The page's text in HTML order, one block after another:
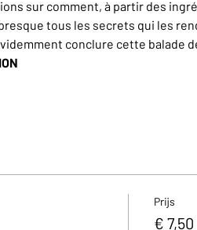
sur comment, à partir des
tous les secrets qui les
conclure cette balade
Prijs
€ 7,50